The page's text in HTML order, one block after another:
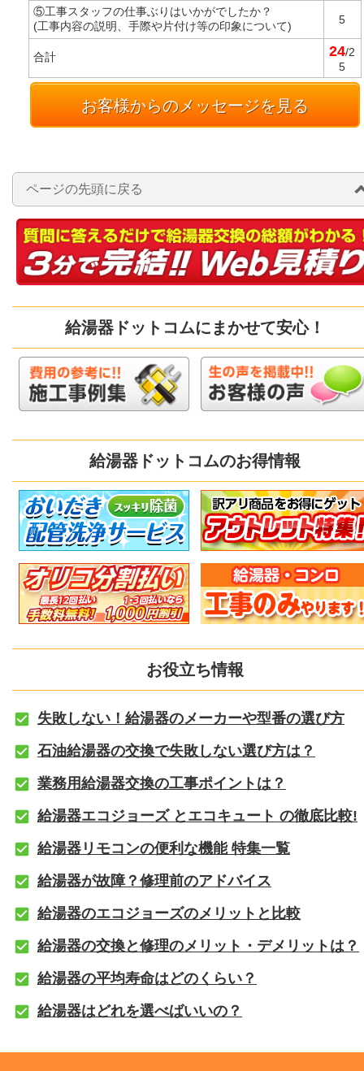
⑤工事スタッフの仕事ぶりはいかがでしたか？
(工事内容の説明、手際や片付け等の印象について)
5
合計 24/2
5
お客様からのメッセージを見る
ページの先頭に戻る
給湯器ドットコムにまかせて安心！
給湯器ドットコムのお得情報
お役立ち情報
失敗しない！給湯器のメーカーや型番の選び方
石油給湯器の交換で失敗しない選び方は？
業務用給湯器交換の工事ポイントは？
給湯器エコジョーズ とエコキュート の徹底比較!
給湯器リモコンの便利な機能 特集一覧
給湯器が故障？修理前のアドバイス
給湯器のエコジョーズのメリットと比較
給湯器の交換と修理のメリット・デメリットは？
給湯器の平均寿命はどのくらい？
給湯器はどれを選べばいいの？